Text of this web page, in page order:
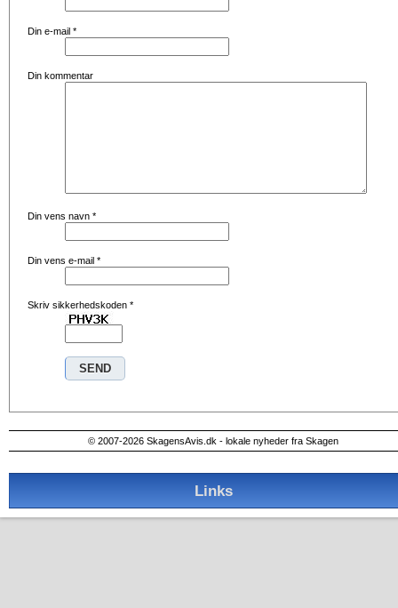
Din e-mail *
Din kommentar
Din vens navn *
Din vens e-mail *
Skriv sikkerhedskoden *
© 2007-2026 SkagensAvis.dk - lokale nyheder fra Skagen
Links